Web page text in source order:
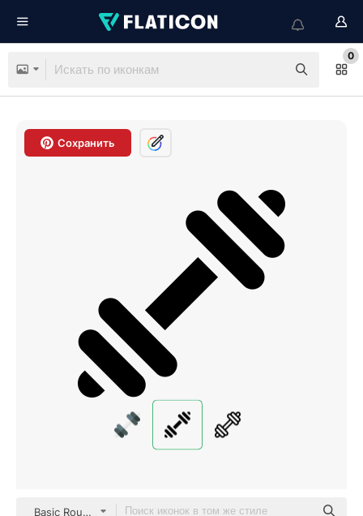
0
Сохранить
Basic Rounded Filled